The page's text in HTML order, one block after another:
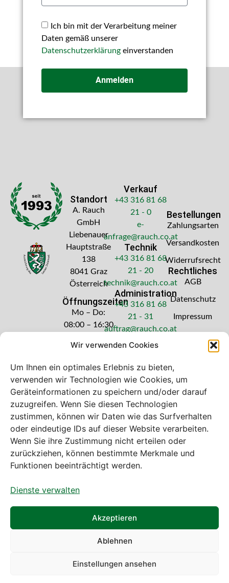
Wir verwenden Cookies
Um Ihnen ein optimales Erlebnis zu bieten,
verwenden wir Technologien wie Cookies, um
Geräteinformationen zu speichern und/oder darauf
zuzugreifen. Wenn Sie diesen Technologien
zustimmen, können wir Daten wie das Surfverhalten
oder eindeutige IDs auf dieser Website verarbeiten.
Wenn Sie ihre Zustimmung nicht erteilen oder
zurückziehen, können bestimmte Merkmale und
Funktionen beeinträchtigt werden.
Dienste verwalten
Akzeptieren
Ablehnen
Einstellungen ansehen
Ich bin mit der Verarbeitung meiner
Daten gemäß unserer
Datenschutzerklärungeinverstanden
Anmelden
Standort
A. Rauch
GmbH
Liebenauer
Hauptstraße
138
8041 Graz
Österreich
Öffnungszeiten
Mo – Do:
08:00 – 16:30
Freitag: 08:00
Verkauf
+43 316 81 68
21 - 0
e-
anfrage@rauch.co.at
Technik
+43 316 81 68
21 - 20
technik@rauch.co.at
Administration
+43 316 81 68
21 - 31
auftrag@rauch.co.at
Bestellungen
Zahlungsarten
Versandkosten
Widerrufsrecht
Rechtliches
AGB
Datenschutz
Impressum
Bei diesem Webshop handelt es sich um
einen B2B-Webshop
A. Rauch GmbH – Ihr Experte aus Österreich für Waagen,
Eich- & Kalibrierservice, Sprühnebel-Zerstäubungstechnik
und Lebensmittelmaschinen.
Sämtliche Angebote der A. Rauch GmbH richten sich
gewerbliche Kunden, Institutionen, Kommunen usw. aus
Österreich, Deutschland und der Schweiz (weitere Länder
auf Anfrage).